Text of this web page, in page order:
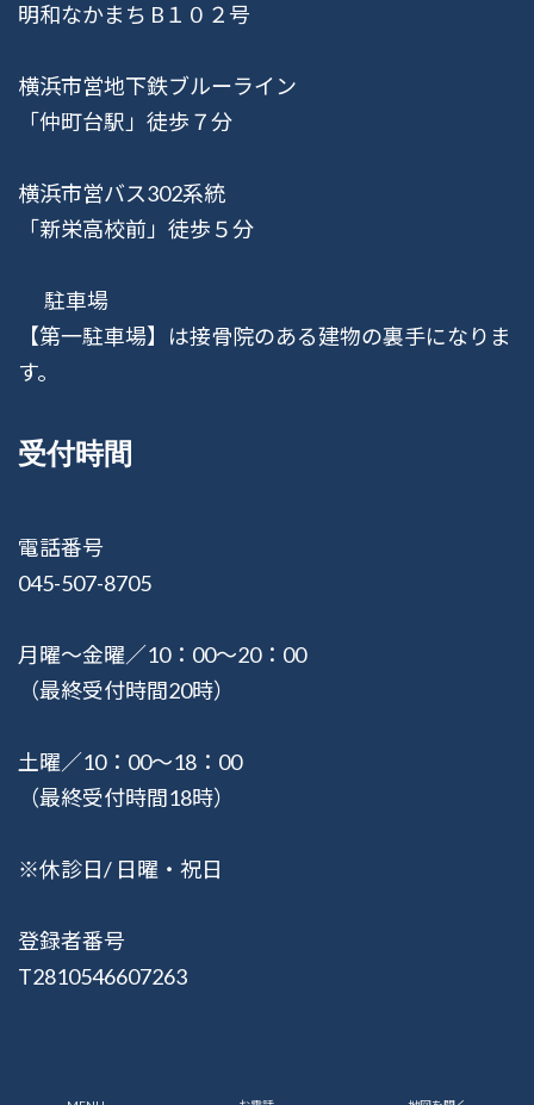
明和なかまち B１０２号
横浜市営地下鉄ブルーライン
「仲町台駅」徒歩７分
横浜市営バス302系統
「新栄高校前」徒歩５分
駐車場
【第一駐車場】は接骨院のある建物の裏手になりま
す。
受付時間
電話番号
045-507-8705
月曜〜金曜／10：00〜20：00
（最終受付時間20時）
土曜／10：00〜18：00
（最終受付時間18時）
※休診日/ 日曜・祝日
登録者番号
T2810546607263